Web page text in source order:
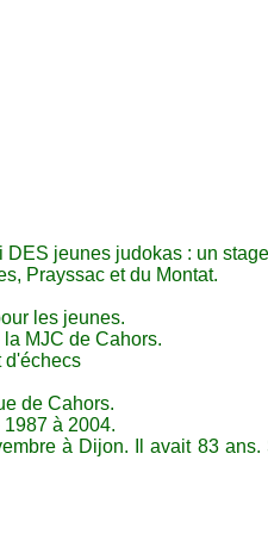
jeunes judokas : un
Prayssac et du Montat.
les jeunes.
MJC de Cahors.
d'échecs
de Cahors.
à 2004.
à Dijon. Il avait 83